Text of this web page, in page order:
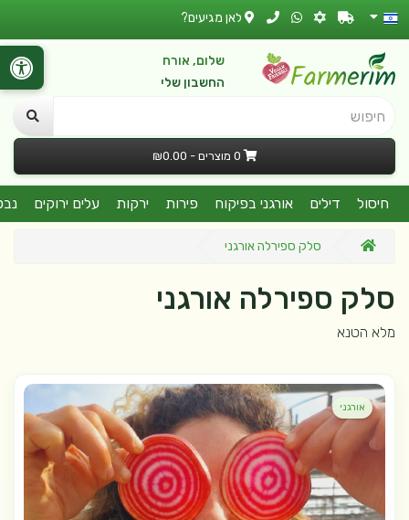
לאן מגיעים?
שלום, אורח
החשבון שלי
חיפוש
0 מוצרים - ₪0.00
חיסול דילים אורגני בפיקוח פירות ירקות עלים ירוקים
סלק ספירלה אורגני
סלק ספירלה אורגני
מלא הטנא
אורגני